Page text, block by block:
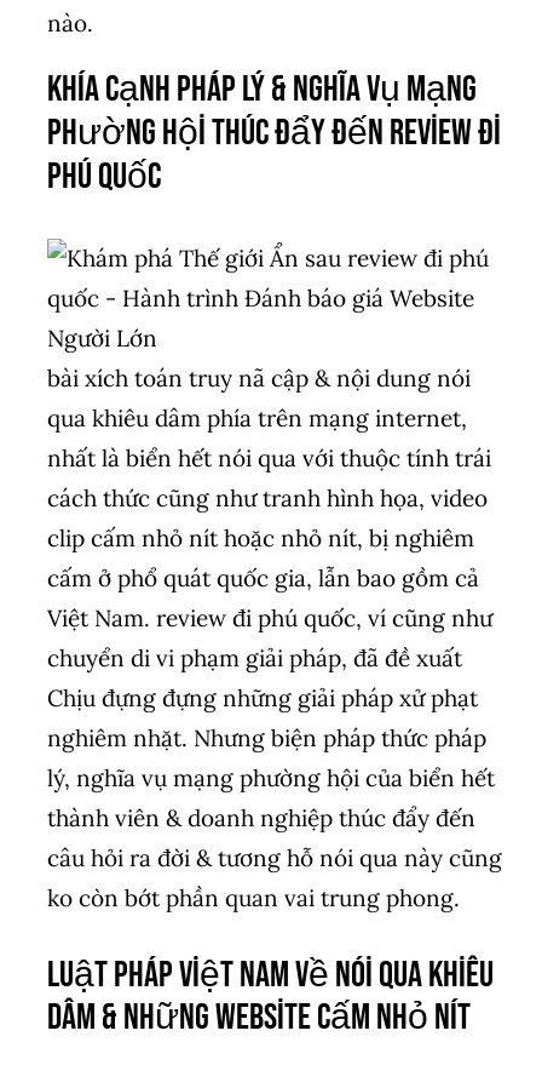
nào.
Khía cạnh pháp lý & nghĩa vụ mạng
phường hội thúc đẩy đến review đi
phú quốc
bài xích toán truy nã cập & nội dung nói
qua khiêu dâm phía trên mạng internet,
nhất là biển hết nói qua với thuộc tính trái
cách thức cũng như tranh hình họa, video
clip cấm nhỏ nít hoặc nhỏ nít, bị nghiêm
cấm ở phổ quát quốc gia, lẫn bao gồm cả
Việt Nam. review đi phú quốc, ví cũng như
chuyển di vi phạm giải pháp, đã đề xuất
Chịu đựng đựng những giải pháp xử phạt
nghiêm nhặt. Nhưng biện pháp thức pháp
lý, nghĩa vụ mạng phường hội của biển hết
thành viên & doanh nghiệp thúc đẩy đến
câu hỏi ra đời & tương hỗ nói qua này cũng
ko còn bớt phần quan vai trung phong.
Luật pháp Việt Nam về nói qua khiêu
dâm & những website cấm nhỏ nít